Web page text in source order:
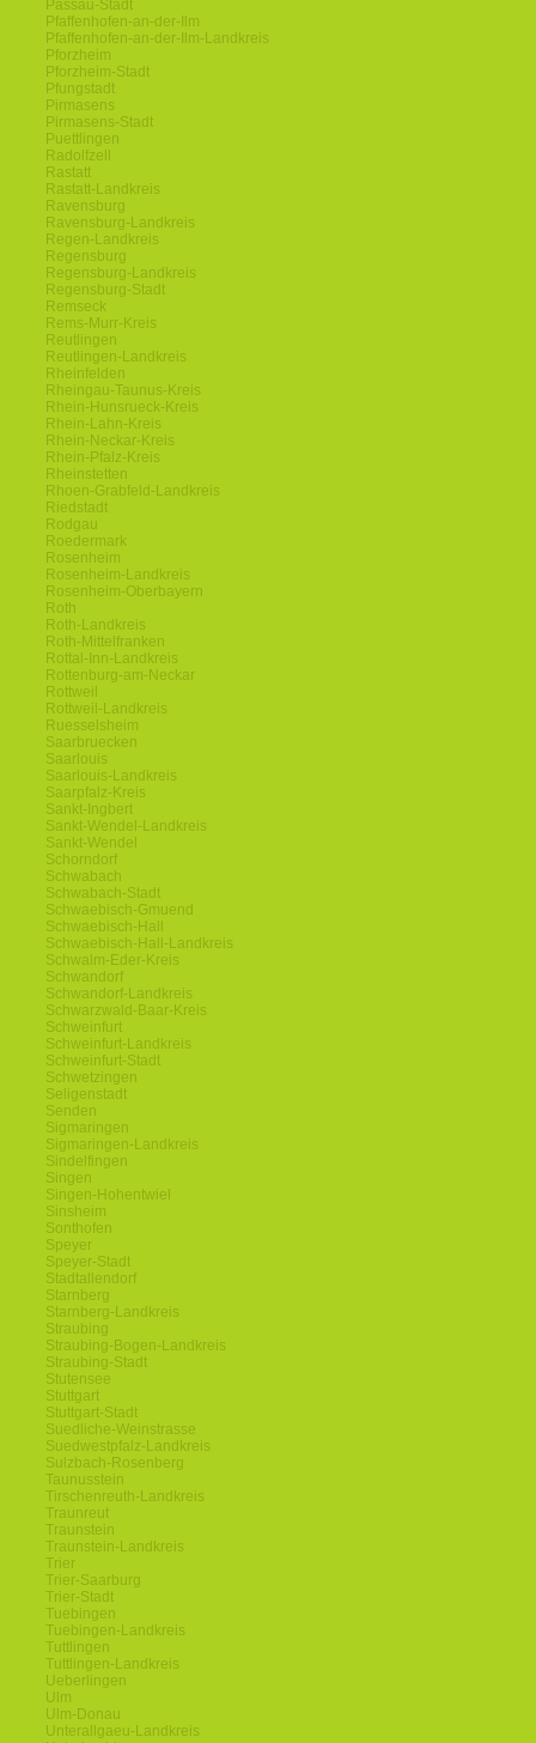
Passau-Stadt
Pfaffenhofen-an-der-Ilm
Pfaffenhofen-an-der-Ilm-Landkreis
Pforzheim
Pforzheim-Stadt
Pfungstadt
Pirmasens
Pirmasens-Stadt
Puettlingen
Radolfzell
Rastatt
Rastatt-Landkreis
Ravensburg
Ravensburg-Landkreis
Regen-Landkreis
Regensburg
Regensburg-Landkreis
Regensburg-Stadt
Remseck
Rems-Murr-Kreis
Reutlingen
Reutlingen-Landkreis
Rheinfelden
Rheingau-Taunus-Kreis
Rhein-Hunsrueck-Kreis
Rhein-Lahn-Kreis
Rhein-Neckar-Kreis
Rhein-Pfalz-Kreis
Rheinstetten
Rhoen-Grabfeld-Landkreis
Riedstadt
Rodgau
Roedermark
Rosenheim
Rosenheim-Landkreis
Rosenheim-Oberbayern
Roth
Roth-Landkreis
Roth-Mittelfranken
Rottal-Inn-Landkreis
Rottenburg-am-Neckar
Rottweil
Rottweil-Landkreis
Ruesselsheim
Saarbruecken
Saarlouis
Saarlouis-Landkreis
Saarpfalz-Kreis
Sankt-Ingbert
Sankt-Wendel-Landkreis
Sankt-Wendel
Schorndorf
Schwabach
Schwabach-Stadt
Schwaebisch-Gmuend
Schwaebisch-Hall
Schwaebisch-Hall-Landkreis
Schwalm-Eder-Kreis
Schwandorf
Schwandorf-Landkreis
Schwarzwald-Baar-Kreis
Schweinfurt
Schweinfurt-Landkreis
Schweinfurt-Stadt
Schwetzingen
Seligenstadt
Senden
Sigmaringen
Sigmaringen-Landkreis
Sindelfingen
Singen
Singen-Hohentwiel
Sinsheim
Sonthofen
Speyer
Speyer-Stadt
Stadtallendorf
Starnberg
Starnberg-Landkreis
Straubing
Straubing-Bogen-Landkreis
Straubing-Stadt
Stutensee
Stuttgart
Stuttgart-Stadt
Suedliche-Weinstrasse
Suedwestpfalz-Landkreis
Sulzbach-Rosenberg
Taunusstein
Tirschenreuth-Landkreis
Traunreut
Traunstein
Traunstein-Landkreis
Trier
Trier-Saarburg
Trier-Stadt
Tuebingen
Tuebingen-Landkreis
Tuttlingen
Tuttlingen-Landkreis
Ueberlingen
Ulm
Ulm-Donau
Unterallgaeu-Landkreis